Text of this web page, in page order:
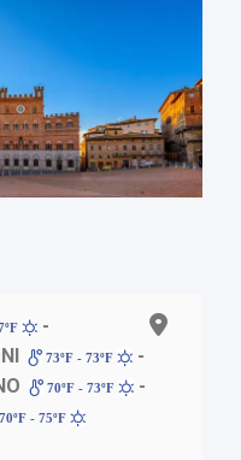
-
73ºF - 73ºF
-
70ºF - 73ºF
-
70ºF - 75ºF